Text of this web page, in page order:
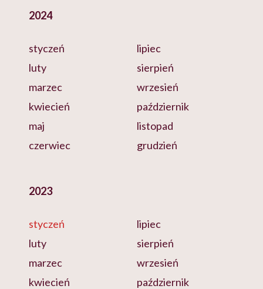
2024
styczeń
luty
marzec
kwiecień
maj
czerwiec
lipiec
sierpień
wrzesień
październik
listopad
grudzień
2023
styczeń
luty
marzec
kwiecień
lipiec
sierpień
wrzesień
październik